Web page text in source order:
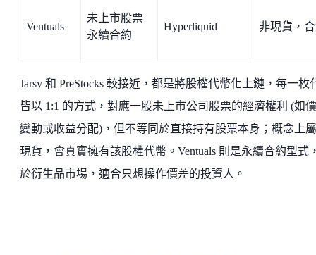
Ventuals
未上市股票
永續合約
Hyperliquid 非現貨，
Jarsy 和 PreStocks 較接近，都是將股權代幣化上鏈，每一枚
皆以 1:1 的方式，對應一股未上市公司股票的經濟權利 (如
變動或收益分配)，但不等同於直接持有股票本身；概念上
現貨，會真實擁有該股權代幣。Ventuals 則是永續合約型式
於衍生品市場，適合只想操作價差的投資人。